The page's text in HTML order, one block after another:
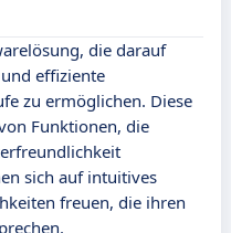
die darauf
effiziente
zu ermöglichen. Diese
Funktionen, die
sich auf intuitives
freuen, die ihren